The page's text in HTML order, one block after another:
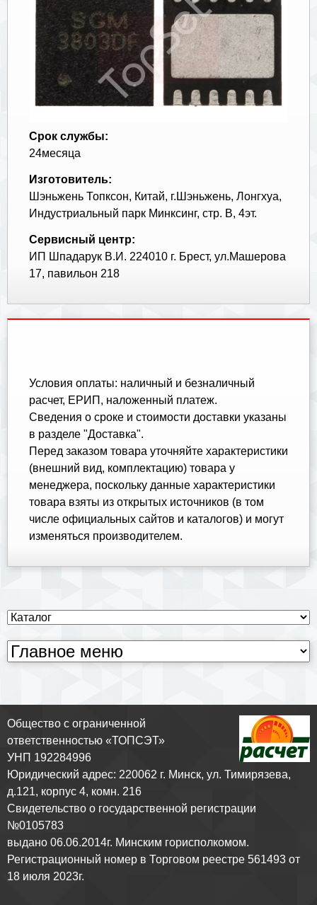
Срок службы:
24месяца
Изготовитель:
Шэньжень Топксон, Китай, г.Шэньжень, Лонгхуа,
Индустриальный парк Минксинг, стр. В, 4эт.
Сервисный центр:
ИП Шпадарук В.И. 224010 г. Брест, ул.Машерова
17, павильон 218
Условия оплаты: наличный и безналичный
расчет, ЕРИП, наложенный платеж.
Cведения о сроке и стоимости доставки указаны
в разделе "Доставка".
Перед заказом товара уточняйте характеристики
(внешний вид, комплектацию) товара у
менеджера, поскольку данные характеристики
товара взяты из открытых источников (в том
числе официальных сайтов и каталогов) и могут
изменяться производителем.
Общество с ограниченной
ответственностью «ТОПСЭТ»
УНП 192284996
Юридический адрес: 220062 г. Минск, ул. Тимирязева,
д.121, корпус 4, комн. 216
Свидетельство о государственной регистрации
№0105783
выдано 06.06.2014г. Минским горисполкомом.
Регистрационный номер в Торговом реестре 561493 от
18 июля 2023г.